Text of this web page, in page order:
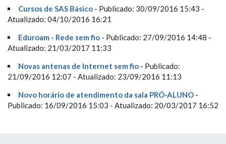
Cursos de SAS Básico - Publicado: 30/09/2016 15:43 -
Atualizado: 04/10/2016 16:21
Eduroam - Rede sem fio - Publicado: 27/09/2016 14:48 -
Atualizado: 21/03/2017 11:33
Novas antenas de Internet sem fio - Publicado:
21/09/2016 12:07 - Atualizado: 23/09/2016 11:13
Novo horário de atendimento da sala PRÓ-ALUNO -
Publicado: 16/09/2016 15:03 - Atualizado: 20/03/2017 16:52